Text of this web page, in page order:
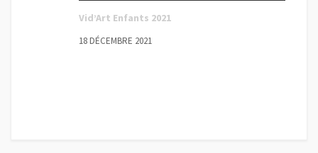
Vid’Art Enfants 2021
18 DÉCEMBRE 2021